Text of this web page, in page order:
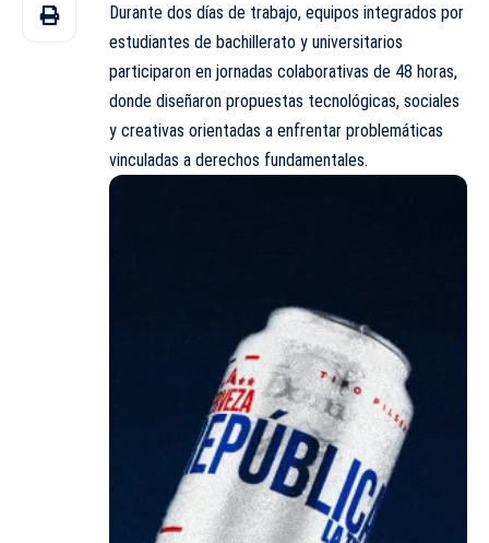
Durante dos días de trabajo, equipos integrados por
estudiantes de bachillerato y universitarios
participaron en jornadas colaborativas de 48 horas,
donde diseñaron propuestas tecnológicas, sociales
y creativas orientadas a enfrentar problemáticas
vinculadas a derechos fundamentales.